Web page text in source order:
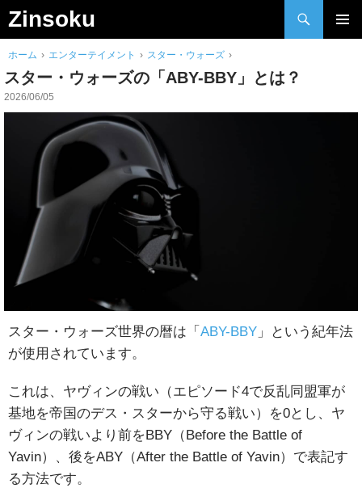
Zinsoku
検
索
to
content
ホーム › エンターテイメント › スター・ウォーズ ›
スター・ウォーズの「ABY-BBY」とは？
2026/06/05
スター・ウォーズ世界の暦は「 ABY-BBY 」という紀年法
が使用されています。
これは、ヤヴィンの戦い（エピソード4で反乱同盟軍が
基地を帝国のデス・スターから守る戦い）を0とし、ヤ
ヴィンの戦いより前をBBY（Before the Battle of
Yavin）、後をABY（After the Battle of Yavin）で表記す
る方法です。